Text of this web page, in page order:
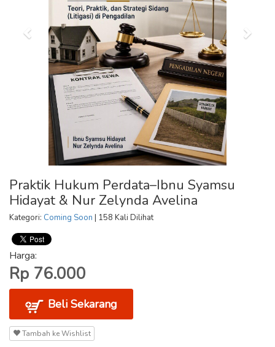
Praktik Hukum Perdata–Ibnu Syamsu
Hidayat & Nur Zelynda Avelina
Kategori: Coming Soon | 158 Kali Dilihat
Harga:
Rp 76.000
Beli Sekarang
Tambah ke Wishlist